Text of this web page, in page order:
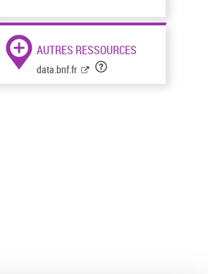
AUTRES RESSOURCES
data.bnf.fr